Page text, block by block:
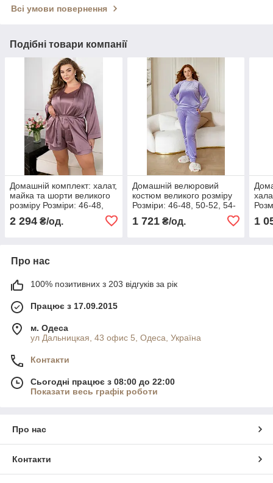
Всі умови повернення
Подібні товари компанії
Домашній комплект: халат,
майка та шорти великого
розміру Розміри: 46-48,
50-52, 54-56, 58-60, 62-64,
66-68
2 294 ₴/од.
Домашній велюровий
костюм великого розміру
Розміри: 46-48, 50-52, 54-
1 721₴/од. 1
Про нас
100% позитивних з 203 відгуків за рік
Працює з 17.09.2015
м. Одеса
ул Дальницкая, 43 офис 5, Одеса, Україна
Контакти
Сьогодні працює з 08:00 до 22:00
Показати весь графік роботи
Про нас
Контакти